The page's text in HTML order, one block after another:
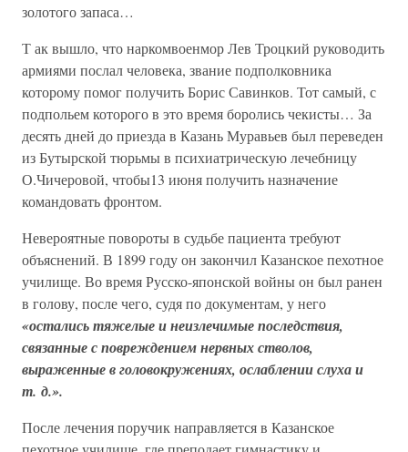
золотого запаса…
Т ак вышло, что наркомвоенмор Лев Троцкий руководить
армиями послал человека, звание подполковника
которому помог получить Борис Савинков. Тот самый, с
подпольем которого в это время боролись чекисты… За
десять дней до приезда в Казань Муравьев был переведен
из Бутырской тюрьмы в психиатрическую лечебницу
О.Чичеровой, чтобы13 июня получить назначение
командовать фронтом.
Невероятные повороты в судьбе пациента требуют
объяснений. В 1899 году он закончил Казанское пехотное
училище. Во время Русско-японской войны он был ранен
в голову, после чего, судя по документам, у него
«остались тяжелые и неизлечимые последствия,
связанные с повреждением нервных стволов,
выраженные в головокружениях, ослаблении слуха и
т. д.».
После лечения поручик направляется в Казанское